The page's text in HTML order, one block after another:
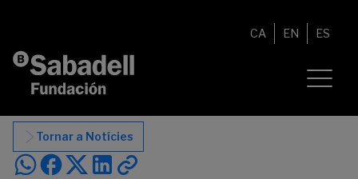
CA EN ES
Tornar a Notícies